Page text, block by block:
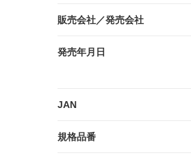
販売会社／発売会社
発売年月日
JAN
規格品番